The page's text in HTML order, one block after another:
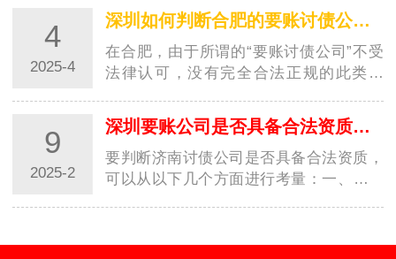
含与账款…
4
2025-4
深圳如何判断合肥的要账讨债公司是否正规
在合肥，由于所谓的“要账讨债公司”不受
法律认可，没有完全合法正规的此类公
规范性，…
9
2025-2
深圳要账公司是否具备合法资质怎么区分？
要判断济南讨债公司是否具备合法资质，
可以从以下几个方面进行考量：一、核查